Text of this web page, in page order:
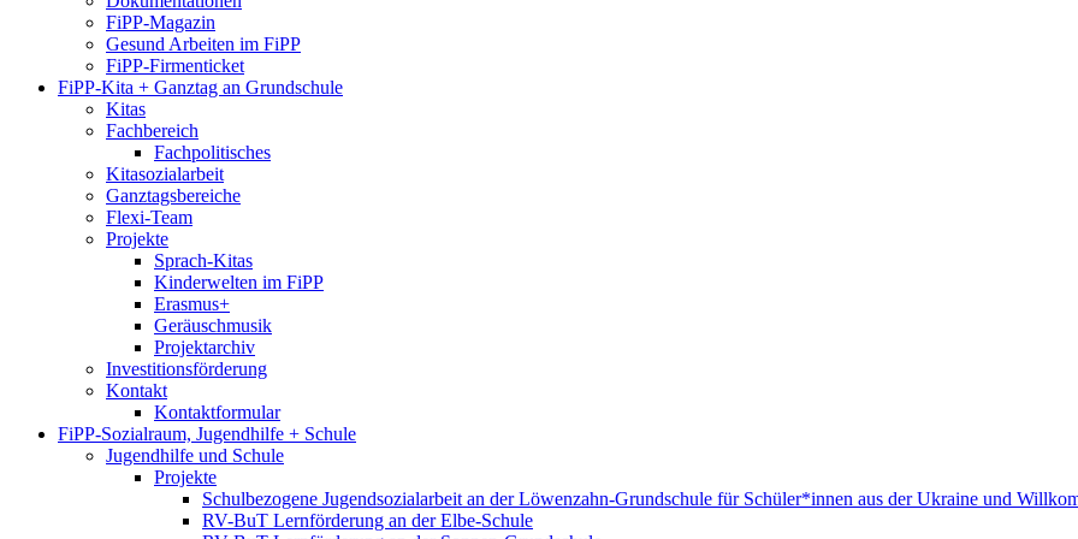
FiPP-Magazin
Gesund Arbeiten im FiPP
FiPP-Firmenticket
FiPP-Kita + Ganztag an Grundschule
Kitas
Fachbereich
Fachpolitisches
Kitasozialarbeit
Ganztagsbereiche
Flexi-Team
Projekte
Sprach-Kitas
Kinderwelten im FiPP
Erasmus+
Geräuschmusik
Projektarchiv
Investitionsförderung
Kontakt
Kontaktformular
FiPP-Sozialraum, Jugendhilfe + Schule
Jugendhilfe und Schule
Projekte
Schulbezogene Jugendsozialarbeit an der Löwenzahn-Grundschule für Schüler*innen aus der Ukraine und
RV-BuT Lernförderung an der Elbe-Schule